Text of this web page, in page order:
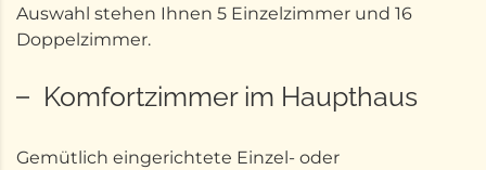
Auswahl stehen Ihnen 5 Einzelzimmer und 16
Doppelzimmer.
Komfortzimmer im Haupthaus
Gemütlich eingerichtete Einzel- oder